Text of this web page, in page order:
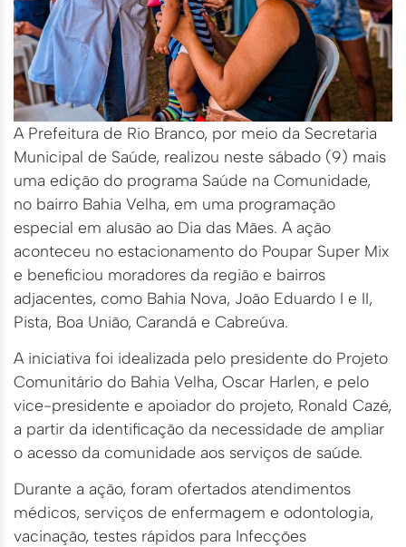
A Prefeitura de Rio Branco, por meio da Secretaria
Municipal de Saúde, realizou neste sábado (9) mais
uma edição do programa Saúde na Comunidade,
no bairro Bahia Velha, em uma programação
especial em alusão ao Dia das Mães. A ação
aconteceu no estacionamento do Poupar Super Mix
e beneficiou moradores da região e bairros
adjacentes, como Bahia Nova, João Eduardo I e II,
Pista, Boa União, Carandá e Cabreúva.
A iniciativa foi idealizada pelo presidente do Projeto
Comunitário do Bahia Velha, Oscar Harlen, e pelo
vice-presidente e apoiador do projeto, Ronald Cazé,
a partir da identificação da necessidade de ampliar
o acesso da comunidade aos serviços de saúde.
Durante a ação, foram ofertados atendimentos
médicos, serviços de enfermagem e odontologia,
vacinação, testes rápidos para Infecções